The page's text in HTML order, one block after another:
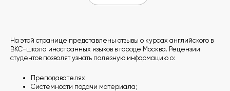
На этой странице представлены отзывы о курсах английского в
BKC-школа иностранных языков в городе Москва. Рецензии
студентов позволят узнать полезную информацию о:
Преподавателях;
Системности подачи материала;